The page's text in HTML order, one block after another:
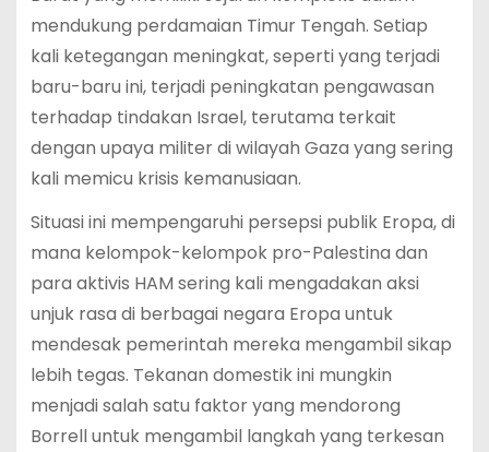
mendukung perdamaian Timur Tengah. Setiap
kali ketegangan meningkat, seperti yang terjadi
baru-baru ini, terjadi peningkatan pengawasan
terhadap tindakan Israel, terutama terkait
dengan upaya militer di wilayah Gaza yang sering
kali memicu krisis kemanusiaan.
Situasi ini mempengaruhi persepsi publik Eropa, di
mana kelompok-kelompok pro-Palestina dan
para aktivis HAM sering kali mengadakan aksi
unjuk rasa di berbagai negara Eropa untuk
mendesak pemerintah mereka mengambil sikap
lebih tegas. Tekanan domestik ini mungkin
menjadi salah satu faktor yang mendorong
Borrell untuk mengambil langkah yang terkesan